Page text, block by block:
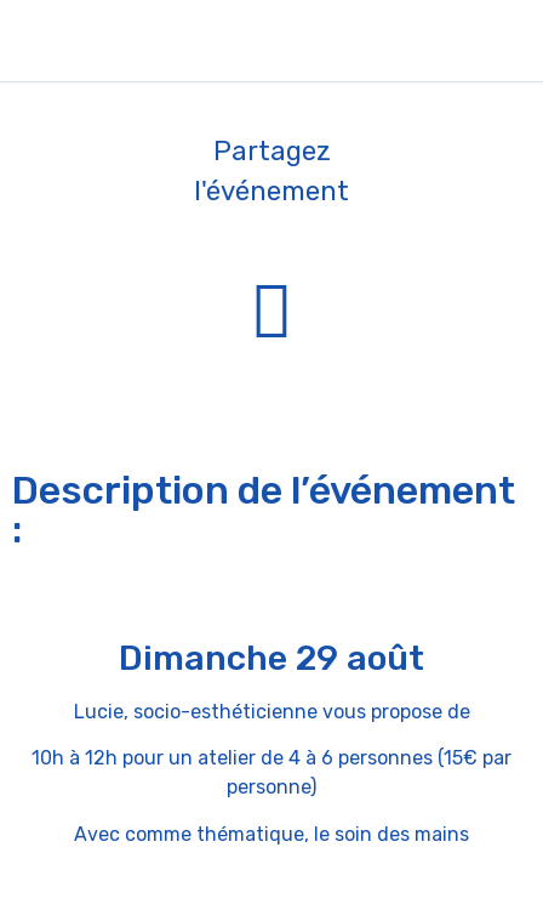
Partagez
l'événement
Description de l’événement
:
Dimanche 29 août
Lucie, socio-esthéticienne vous propose de
10h à 12h pour un atelier de 4 à 6 personnes (15€ par
personne)
Avec comme thématique, le soin des mains